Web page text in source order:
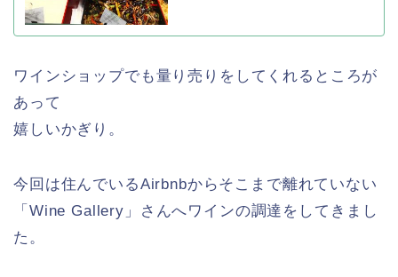
ワインショップでも量り売りをしてくれるところが
あって
嬉しいかぎり。
今回は住んでいるAirbnbからそこまで離れていない
「Wine Gallery」さんへワインの調達をしてきまし
た。